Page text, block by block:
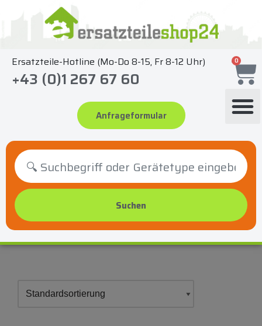
springen
Ersatzteile-Hotline (Mo-Do 8-15, Fr 8-12 Uhr)
+43 (0)1 267 67 60
Anfrageformular
0